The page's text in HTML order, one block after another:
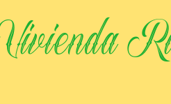
Vivienda